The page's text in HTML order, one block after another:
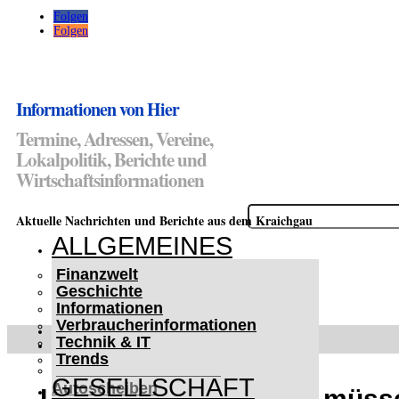
Folgen
Folgen
Informationen von Hier
Termine, Adressen, Vereine,
Lokalpolitik, Berichte und
Wirtschaftsinformationen
Suchen
nach:
Aktuelle Nachrichten und Berichte aus dem Kraichgau
ALLGEMEINES
Finanzwelt
Geschichte
Informationen
Verbraucherinformationen
Technik & IT
Trends
GESELLSCHAFT
WETTERWARNUNGEN
WINTER IM KRAICHGAU
Lifehacks für vereiste
Autoscheiben